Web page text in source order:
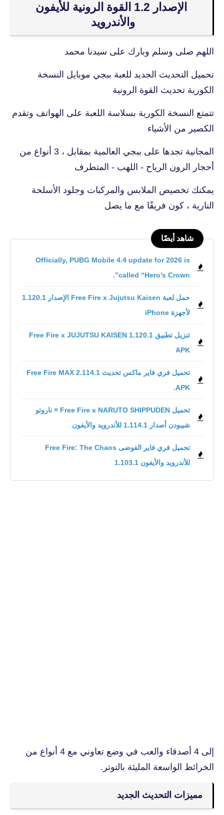
الإصدار 1.2 القوة الرونية للأيفون
والأندرويد
اللهم صلى وسلم وبارك على سيدنا محمد
تحميل التحديث الجديد للعبة ببجي موبايل النسخة
الكورية تحديث القوة الرونية
تتمتع النسخة الكورية بسلاسة اللعبة على الهواتف وتقدم
الكصير من الأشياء
المجانية تجدها على ببجي العالمية بمقابل ، 3 أنواع من
أحجار الرون الرياح - اللهب - المتطرف
يمكنك تخصيص الملابس والمركبات وجلود الأسلحة
النارية ، كون فريقًا مع ما يصل
شاهد أيضًا
Officially, PUBG Mobile 4.4 update for 2026 is
called “Hero’s Crown”.
حمل لعبة Free Fire x Jujutsu Kaisen الإصدار 1.120.1
لأجهزة iPhone
تنزيل تطبيق Free Fire x JUJUTSU KAISEN 1.120.1
APK
تحميل فري فاير ماكس تحديث 2.114.1 Free Fire MAX
.APK
تحميل Free Fire x NARUTO SHIPPUDEN × ناروتو
شيبودن أصدار 1.114.1 للأندرويد والأيفون
للأندرويد والأيفون 1.103.1
إلى 4 أصدقاء والعب في وضع تعاوني مع 4 أنواع من
الخرائط الواسعة المليئة بالتوتر.
مميزات التحديث الجديد